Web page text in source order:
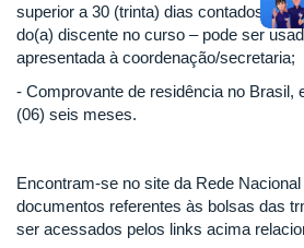
superior a 30 (trinta) dias contados a
do(a) discente no curso – pode ser
apresentada à coordenação/secretaria;
- Comprovante de residência no Brasil,
(06) seis meses.
Encontram-se no site da Rede
documentos referentes às bolsas das
ser acessados pelos links acima